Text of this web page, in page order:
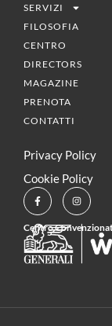
SERVIZI
FILOSOFIA
CENTRO
DIRECTORS
MAGAZINE
PRENOTA
CONTATTI
Privacy Policy
Cookie Policy
Centro